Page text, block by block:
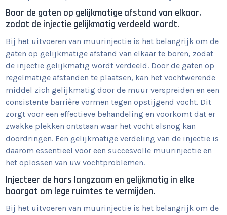
Boor de gaten op gelijkmatige afstand van elkaar,
zodat de injectie gelijkmatig verdeeld wordt.
Bij het uitvoeren van muurinjectie is het belangrijk om de
gaten op gelijkmatige afstand van elkaar te boren, zodat
de injectie gelijkmatig wordt verdeeld. Door de gaten op
regelmatige afstanden te plaatsen, kan het vochtwerende
middel zich gelijkmatig door de muur verspreiden en een
consistente barrière vormen tegen opstijgend vocht. Dit
zorgt voor een effectieve behandeling en voorkomt dat er
zwakke plekken ontstaan waar het vocht alsnog kan
doordringen. Een gelijkmatige verdeling van de injectie is
daarom essentieel voor een succesvolle muurinjectie en
het oplossen van uw vochtproblemen.
Injecteer de hars langzaam en gelijkmatig in elke
boorgat om lege ruimtes te vermijden.
Bij het uitvoeren van muurinjectie is het belangrijk om de